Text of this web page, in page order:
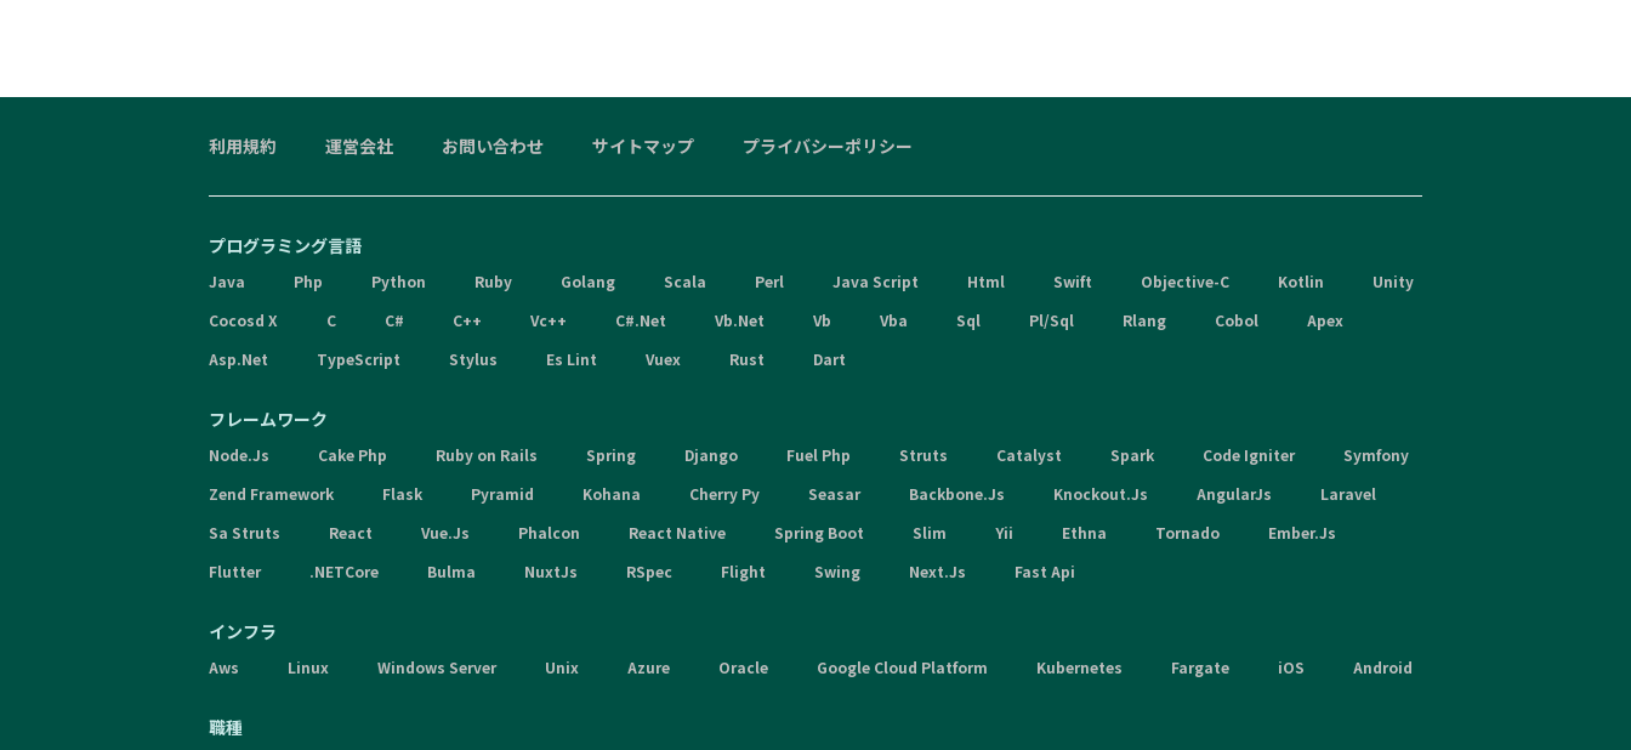
利用規約 運営会社 お問い合わせ サイトマップ プライバシーポリシー
プログラミング言語
Java Php Python Ruby Golang Scala Perl Java Script Html Swift Objective-C Kotlin
Unity
Cocosd X
C C# C++ Vc++ C#.Net Vb.Net Vb Vba Sql Pl/Sql Rlang Cobol
Apex
Asp.Net
TypeScript Stylus Es Lint Vuex Rust Dart
フレームワーク
Node.Js Cake Php Ruby on Rails Spring Django Fuel Php Struts Catalyst Spark Code Igniter
Symfony
Zend Framework
Flask Pyramid Kohana Cherry Py Seasar Backbone.Js Knockout.Js AngularJs
Laravel
Sa Struts
React Vue.Js Phalcon React Native Spring Boot Slim Yii Ethna Tornado
Ember.Js
Flutter
.NETCore Bulma NuxtJs RSpec Flight Swing Next.Js Fast Api
インフラ
Aws Linux Windows Server Unix Azure Oracle Google Cloud Platform Kubernetes Fargate iOS Android
職種